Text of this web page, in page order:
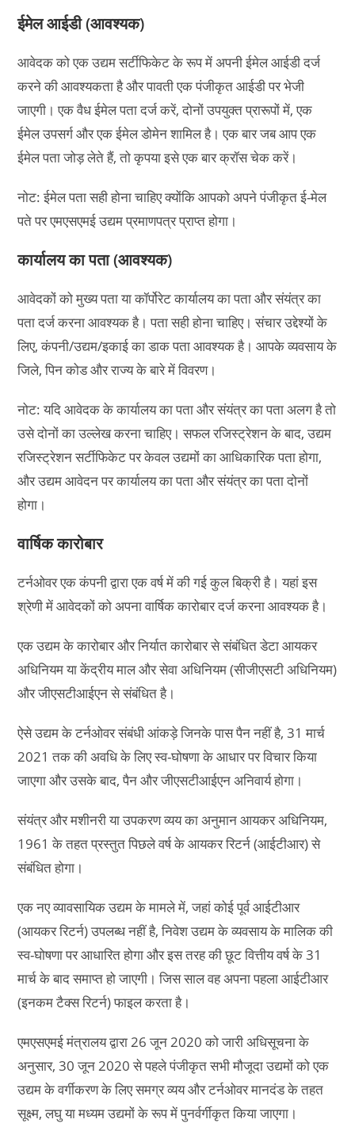
ईमेल आईडी (आवश्यक)
आवेदक को एक उद्यम सर्टीफिकेट के रूप में अपनी ईमेल आईडी दर्ज
करने की आवश्यकता है और पावती एक पंजीकृत आईडी पर भेजी
जाएगी। एक वैध ईमेल पता दर्ज करें, दोनों उपयुक्त प्रारूपों में, एक
ईमेल उपसर्ग और एक ईमेल डोमेन शामिल है। एक बार जब आप एक
ईमेल पता जोड़ लेते हैं, तो कृपया इसे एक बार क्रॉस चेक करें।
नोट: ईमेल पता सही होना चाहिए क्योंकि आपको अपने पंजीकृत ई-मेल
पते पर एमएसएमई उद्यम प्रमाणपत्र प्राप्त होगा।
कार्यालय का पता (आवश्यक)
आवेदकों को मुख्य पता या कॉर्पोरेट कार्यालय का पता और संयंत्र का
पता दर्ज करना आवश्यक है। पता सही होना चाहिए। संचार उद्देश्यों के
लिए, कंपनी/उद्यम/इकाई का डाक पता आवश्यक है। आपके व्यवसाय के
जिले, पिन कोड और राज्य के बारे में विवरण।
नोट: यदि आवेदक के कार्यालय का पता और संयंत्र का पता अलग है तो
उसे दोनों का उल्लेख करना चाहिए। सफल रजिस्ट्रेशन के बाद, उद्यम
रजिस्ट्रेशन सर्टीफिकेट पर केवल उद्यमों का आधिकारिक पता होगा,
और उद्यम आवेदन पर कार्यालय का पता और संयंत्र का पता दोनों
होगा।
वार्षिक कारोबार
टर्नओवर एक कंपनी द्वारा एक वर्ष में की गई कुल बिक्री है। यहां इस
श्रेणी में आवेदकों को अपना वार्षिक कारोबार दर्ज करना आवश्यक है।
एक उद्यम के कारोबार और निर्यात कारोबार से संबंधित डेटा आयकर
अधिनियम या केंद्रीय माल और सेवा अधिनियम (सीजीएसटी अधिनियम)
और जीएसटीआईएन से संबंधित है।
ऐसे उद्यम के टर्नओवर संबंधी आंकड़े जिनके पास पैन नहीं है, 31 मार्च
2021 तक की अवधि के लिए स्व-घोषणा के आधार पर विचार किया
जाएगा और उसके बाद, पैन और जीएसटीआईएन अनिवार्य होगा।
संयंत्र और मशीनरी या उपकरण व्यय का अनुमान आयकर अधिनियम,
1961 के तहत प्रस्तुत पिछले वर्ष के आयकर रिटर्न (आईटीआर) से
संबंधित होगा।
एक नए व्यावसायिक उद्यम के मामले में, जहां कोई पूर्व आईटीआर
(आयकर रिटर्न) उपलब्ध नहीं है, निवेश उद्यम के व्यवसाय के मालिक की
स्व-घोषणा पर आधारित होगा और इस तरह की छूट वित्तीय वर्ष के 31
मार्च के बाद समाप्त हो जाएगी। जिस साल वह अपना पहला आईटीआर
(इनकम टैक्स रिटर्न) फाइल करता है।
एमएसएमई मंत्रालय द्वारा 26 जून 2020 को जारी अधिसूचना के
अनुसार, 30 जून 2020 से पहले पंजीकृत सभी मौजूदा उद्यमों को एक
उद्यम के वर्गीकरण के लिए समग्र व्यय और टर्नओवर मानदंड के तहत
सूक्ष्म, लघु या मध्यम उद्यमों के रूप में पुनर्वर्गीकृत किया जाएगा।